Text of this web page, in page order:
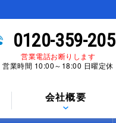
0120-359-205
営業電話お断りします
営業時間 10:00～18:00 日曜定休
会社概要